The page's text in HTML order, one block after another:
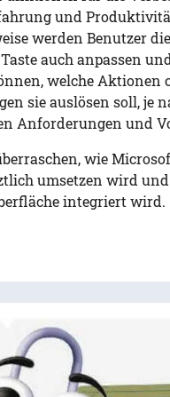
und
werden Benutzer
auch anpassen
welche Aktionen
sie auslösen soll, je
Anforderungen und
wie
umsetzen wird
integriert wird.